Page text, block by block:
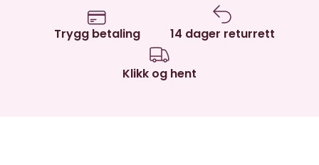
Trygg betaling 14 dager returrett
Klikk og hent